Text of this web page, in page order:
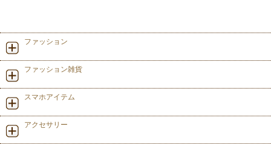
ファッション
ファッション雑貨
スマホアイテム
アクセサリー